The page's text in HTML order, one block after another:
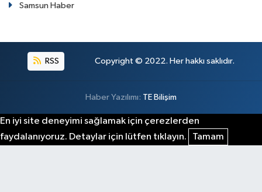
Samsun Haber
RSS Copyright © 2022. Her hakkı saklıdır.
Haber Yazılımı: TE Bilişim
En iyi site deneyimi sağlamak için çerezlerden
faydalanıyoruz. Detaylar için lütfen tıklayın.
Tamam